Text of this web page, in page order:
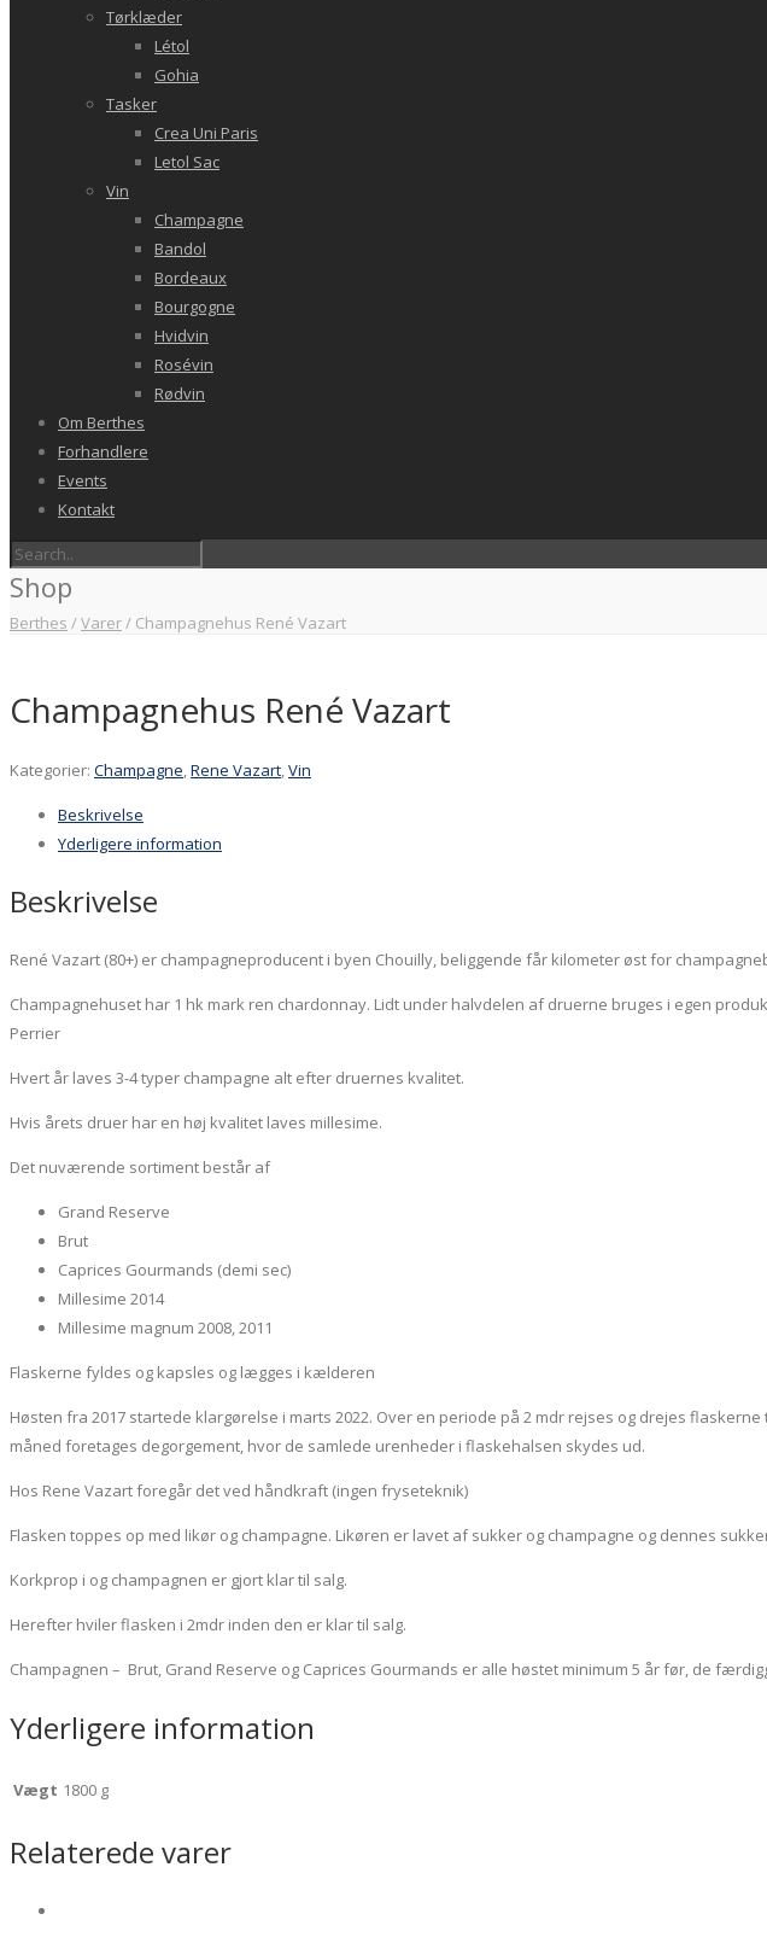
Tørklæder
Létol
Gohia
Tasker
Crea Uni Paris
Letol Sac
Vin
Champagne
Bandol
Bordeaux
Bourgogne
Hvidvin
Rosévin
Rødvin
Om Berthes
Forhandlere
Events
Kontakt
Shop
Berthes /Varer/ Champagnehus René Vazart
Champagnehus René Vazart
Kategorier: Champagne Rene Vazart Vin
Beskrivelse
Yderligere information
Beskrivelse
René Vazart (80+) er champagneproducent i byen Chouilly, beliggende får kilometer øst for
Champagnehuset har 1 hk mark ren chardonnay. Lidt under halvdelen af druerne bruges i egen
Perrier
Hvert år laves 3-4 typer champagne alt efter druernes kvalitet.
Hvis årets druer har en høj kvalitet laves millesime.
Det nuværende sortiment består af
Grand Reserve
Brut
Caprices Gourmands (demi sec)
Millesime 2014
Millesime magnum 2008, 2011
Flaskerne fyldes og kapsles og lægges i kælderen
Høsten fra 2017 startede klargørelse i marts 2022. Over en periode på 2 mdr rejses og drejes
måned foretages degorgement, hvor de samlede urenheder i flaskehalsen skydes ud.
Hos Rene Vazart foregår det ved håndkraft (ingen fryseteknik)
Flasken toppes op med likør og champagne. Likøren er lavet af sukker og champagne og dennes
Korkprop i og champagnen er gjort klar til salg.
Herefter hviler flasken i 2mdr inden den er klar til salg.
Champagnen – Brut, Grand Reserve og Caprices Gourmands er alle høstet minimum 5 år før, de
Yderligere information
Vægt 1800 g
Relaterede varer